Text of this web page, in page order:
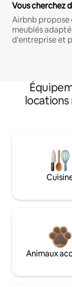
Vous cherchez
Airbnb
meublés
d'entreprise et
Animaux